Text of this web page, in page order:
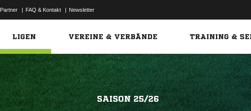
Partner | FAQ & Kontakt | Newsletter
LIGEN VEREINE & VERBÄNDE TRAINING &
SAISON 25/26